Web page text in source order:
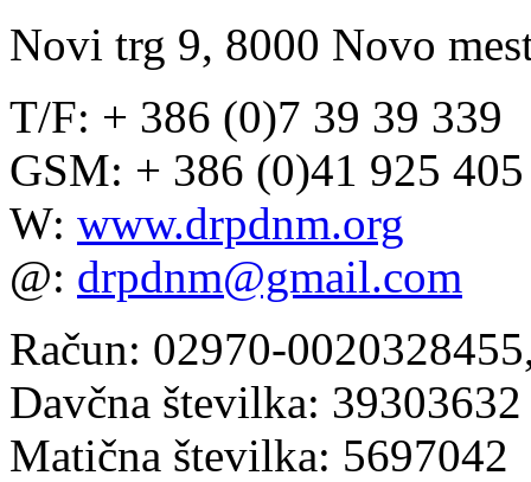
Novi trg 9, 8000 Novo
T/F: + 386 (0)7 39 39 339
GSM: + 386 (0)41 925 405
W: www.drpdnm.org
@: drpdnm@gmail.com
Račun: 02970-
Davčna številka: 39303632
Matična številka: 5697042